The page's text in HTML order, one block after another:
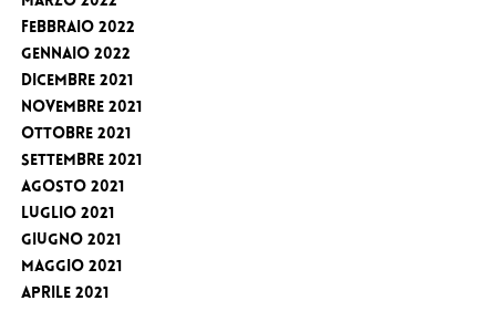
Febbraio 2022
Gennaio 2022
Dicembre 2021
Novembre 2021
Ottobre 2021
Settembre 2021
Agosto 2021
Luglio 2021
Giugno 2021
Maggio 2021
Aprile 2021